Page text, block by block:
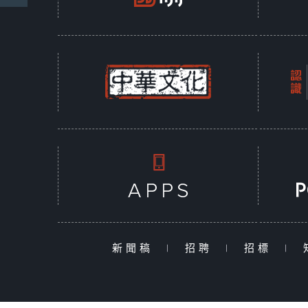
新聞稿 | 招聘 | 招標 |